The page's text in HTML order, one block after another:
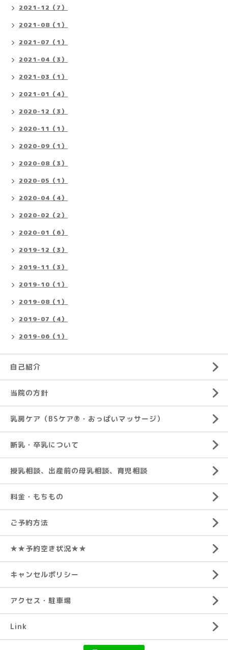
2021-12（7）
2021-08（1）
2021-07（1）
2021-04（3）
2021-03（1）
2021-01（4）
2020-12（3）
2020-11（1）
2020-09（1）
2020-08（3）
2020-05（1）
2020-04（4）
2020-02（2）
2020-01（6）
2019-12（3）
2019-11（3）
2019-10（1）
2019-08（1）
2019-07（4）
2019-06（1）
自己紹介
当院の方針
乳房ケア（BSケア®︎・おっぱいマッサージ）
断乳・卒乳について
授乳相談、出産前の母乳相談、育児相談
料金・もちもの
ご予約方法
★★予約空き状況★★
キャンセルポリシー
アクセス・駐車場
Link